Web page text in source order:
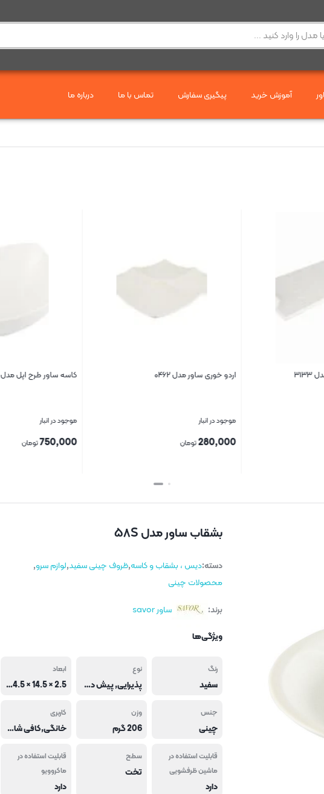
آموزش خرید پیگیری سفارش تماس با ما درباره ما
اردو خوری ساور مدل ۰۴۶۲
موجود در انبار
280,000تومان
کاسه ساور طرح اپل مدل ۰۰۱۰
موجود در انبار
750,000 تومان
بشقاب ساور مدل ۵۸S
دسته:دیس ، بشقاب و کاسه,ظروف چینی سفید,لوازم سرو,
محصولات چینی
برند:
ساور savor
ویژگی‌ها
رنگ
سفید
نوع
پذیرایی, پیش دستی,بشقاب
ابعاد
2.5 × 14.5 × 14.5 سانتی متر
جنس
چینی
وزن
206 گرم
کاربری
خانگی,کافی شاپ و فست فود,هتل و رستوران
قابلیت استفاده در
ماشین ظرفشویی
دارد
سطح
تخت
قابلیت استفاده در
ماکروویو
دارد